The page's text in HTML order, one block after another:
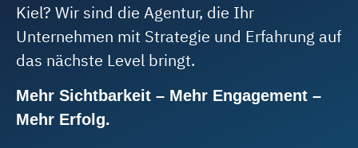
Kiel? Wir sind die Agentur, die Ihr
Unternehmen mit Strategie und Erfahrung auf
das nächste Level bringt.
Mehr Sichtbarkeit – Mehr Engagement –
Mehr Erfolg.